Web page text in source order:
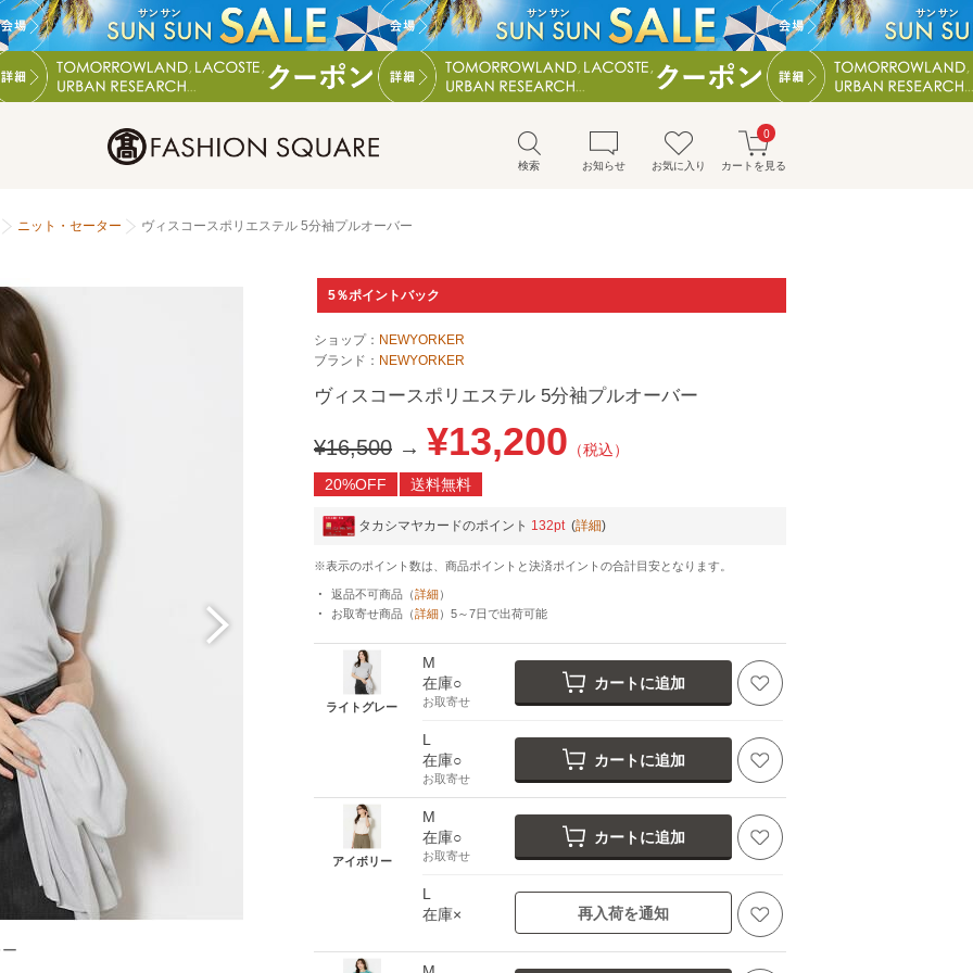
検索 お知らせ お気に入り カートを見る
0
ニット・セーター ヴィスコースポリエステル 5分袖プルオーバー
アイボリー
5％ポイントバック
ショップ： NEWYORKER
ブランド： NEWYORKER
ヴィスコースポリエステル 5分袖プルオーバー
¥16,500 → ¥13,200 （税込）
20%OFF
送料無料
タカシマヤカードのポイント 132pt (詳細)
※表示のポイント数は、商品ポイントと決済ポイントの合計目安となります。
返品不可商品 （詳細）
お取寄せ商品 （詳細） 5～7日で出荷可能
ライトグレー
M
在庫○
お取寄せ
カートに追加
L
在庫○
お取寄せ
カートに追加
アイボリー
M
在庫○
お取寄せ
カートに追加
L
在庫×
再入荷を通知